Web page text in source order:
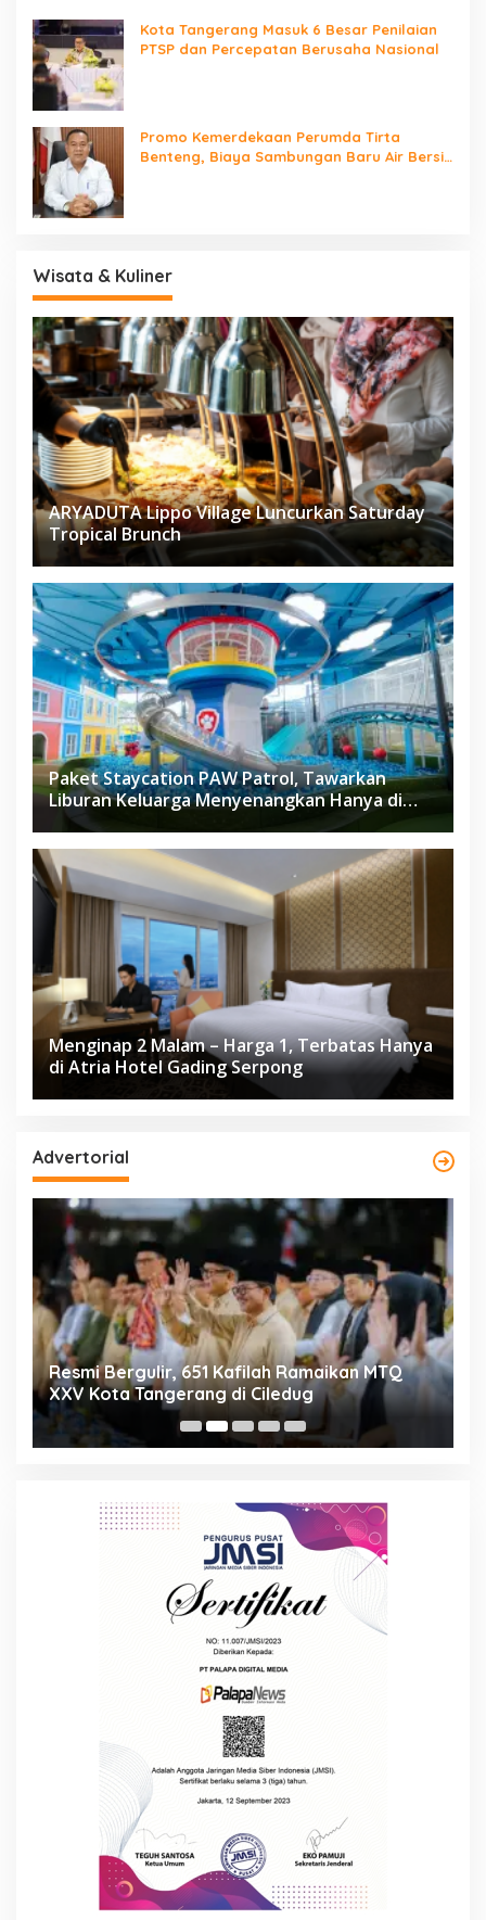
Kota Tangerang Masuk 6 Besar Penilaian
PTSP dan Percepatan Berusaha Nasional
Promo Kemerdekaan Perumda Tirta
Benteng, Biaya Sambungan Baru Air Bersih
Wisata & Kuliner
ARYADUTA Lippo Village Luncurkan Saturday
Tropical Brunch
Paket Staycation PAW Patrol, Tawarkan
Liburan Keluarga Menyenangkan Hanya di
Herloom Hotel BSD
Menginap 2 Malam – Harga 1, Terbatas Hanya
di Atria Hotel Gading Serpong
Advertorial
Resmi Bergulir, 651 Kafilah Ramaikan MTQ
XXV Kota Tangerang di Ciledug